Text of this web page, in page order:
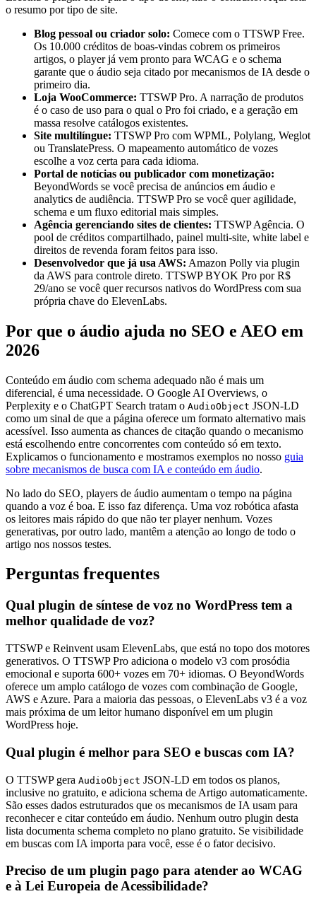
o resumo por tipo de site.
Blog pessoal ou criador solo: Comece com o TTSWP Free.
Os 10.000 créditos de boas-vindas cobrem os primeiros
artigos, o player já vem pronto para WCAG e o schema
garante que o áudio seja citado por mecanismos de IA desde o
primeiro dia.
Loja WooCommerce: TTSWP Pro. A narração de produtos
é o caso de uso para o qual o Pro foi criado, e a geração em
massa resolve catálogos existentes.
Site multilíngue: TTSWP Pro com WPML, Polylang, Weglot
ou TranslatePress. O mapeamento automático de vozes
escolhe a voz certa para cada idioma.
Portal de notícias ou publicador com monetização:
BeyondWords se você precisa de anúncios em áudio e
analytics de audiência. TTSWP Pro se você quer agilidade,
schema e um fluxo editorial mais simples.
Agência gerenciando sites de clientes: TTSWP Agência. O
pool de créditos compartilhado, painel multi-site, white label e
direitos de revenda foram feitos para isso.
Desenvolvedor que já usa AWS: Amazon Polly via plugin
da AWS para controle direto. TTSWP BYOK Pro por R$
29/ano se você quer recursos nativos do WordPress com sua
própria chave do ElevenLabs.
Por que o áudio ajuda no SEO e AEO em
2026
Conteúdo em áudio com schema adequado não é mais um
diferencial, é uma necessidade. O Google AI Overviews, o
Perplexity e o ChatGPT Search tratam o AudioObject JSON-LD
como um sinal de que a página oferece um formato alternativo mais
acessível. Isso aumenta as chances de citação quando o mecanismo
está escolhendo entre concorrentes com conteúdo só em texto.
Explicamos o funcionamento e mostramos exemplos no nosso guia
sobre mecanismos de busca com IA e conteúdo em áudio.
No lado do SEO, players de áudio aumentam o tempo na página
quando a voz é boa. E isso faz diferença. Uma voz robótica afasta
os leitores mais rápido do que não ter player nenhum. Vozes
generativas, por outro lado, mantêm a atenção ao longo de todo o
artigo nos nossos testes.
Perguntas frequentes
Qual plugin de síntese de voz no WordPress tem a
melhor qualidade de voz?
TTSWP e Reinvent usam ElevenLabs, que está no topo dos motores
generativos. O TTSWP Pro adiciona o modelo v3 com prosódia
emocional e suporta 600+ vozes em 70+ idiomas. O BeyondWords
oferece um amplo catálogo de vozes com combinação de Google,
AWS e Azure. Para a maioria das pessoas, o ElevenLabs v3 é a voz
mais próxima de um leitor humano disponível em um plugin
WordPress hoje.
Qual plugin é melhor para SEO e buscas com IA?
O TTSWP gera AudioObject JSON-LD em todos os planos,
inclusive no gratuito, e adiciona schema de Artigo automaticamente.
São esses dados estruturados que os mecanismos de IA usam para
reconhecer e citar conteúdo em áudio. Nenhum outro plugin desta
lista documenta schema completo no plano gratuito. Se visibilidade
em buscas com IA importa para você, esse é o fator decisivo.
Preciso de um plugin pago para atender ao WCAG
e à Lei Europeia de Acessibilidade?